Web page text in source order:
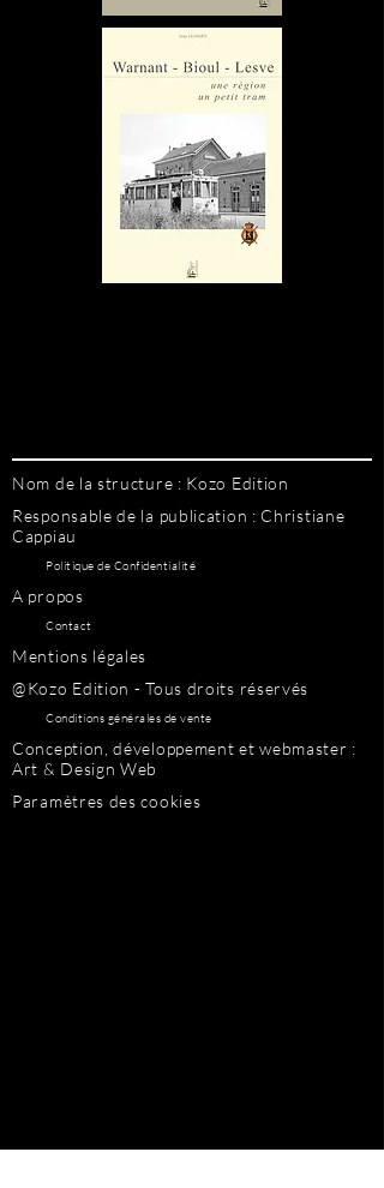
Nom de la structure : Kozo Edition
Responsable de la publication : Christiane
Cappiau
Politique de Confidentialité
A propos
Contact
Mentions légales
@Kozo Edition - Tous droits réservés
Conditions générales de vente
Conception, développement et webmaster :
Art & Design Web
Paramètres des cookies